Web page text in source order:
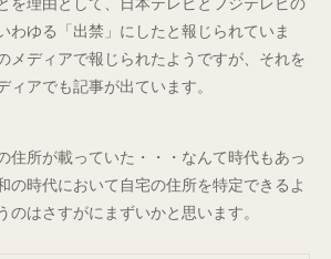
わゆる「出禁」にしたと報じられていま
メディアで報じられたようですが、それを
アでも記事が出ています。
住所が載っていた・・・なんて時代もあっ
の時代において自宅の住所を特定できるよ
のはさすがにまずいかと思います。